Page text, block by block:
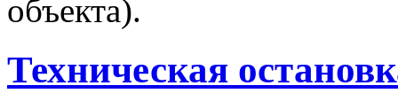
объекта).
Техническая